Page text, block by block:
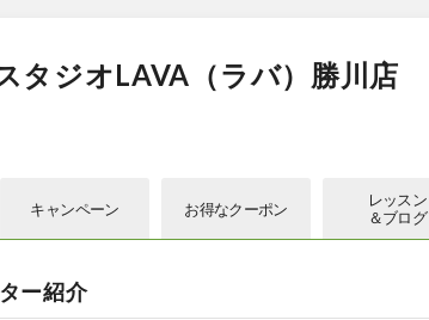
タジオLAVA（ラバ）勝川店
キャンペーン お得なクーポン
レッスン
＆ブログ
ー紹介